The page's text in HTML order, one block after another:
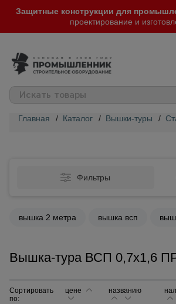
Защитные конструкции для
проектирование и
Главная / Каталог / Вышки-туры /
Фильтры
вышка 2 метра вышка всп
Вышка-тура ВСП 0,7x1,6
Сортировать
по:
цене названию
Сетка,
тенты,